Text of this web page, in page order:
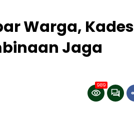
Warga, Kades
Jaga
989